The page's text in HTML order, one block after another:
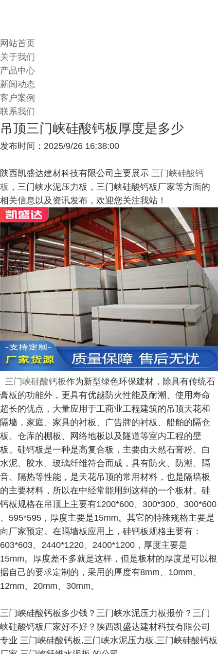
网站首页
关于我们
产品中心
新闻动态
客户案例
联系我们
吊顶三门峡硅酸钙板厚度是多少
发布时间：2025/9/26 16:38:00
陕西凯盛达建材科技有限公司主要展示 三门峡硅酸钙
板 ，三门峡水泥压力板，三门峡硅酸钙板厂家等方面的
相关信息以及资讯发布，欢迎您关注我站！
三门峡硅酸钙板作为新型绿色环保建材，除具有传统石
膏板的功能外，更具有优越防火性能及耐潮、使用寿命
超长的优点，大量应用于工商业工程建筑的吊顶天花和
隔墙，家庭、家具的衬板、广告牌的衬板、船舶的隔仓
板、仓库的棚板、网络地板以及隧道等室内工程的壁
板。硅钙板是一种是高复合板，主要由天然石膏粉、白
水泥、胶水、玻璃纤维符合而成，具有防火、防潮、隔
音、隔热等性能，是天花吊顶的常用材料，也是隔墙板
的主要材料，所以在中经常能用到这样的一个板材。硅
钙板规格在吊顶上主要有1200*600、300*300、300*600
、595*595，厚度主要是15mm。其它的特殊规格主要是
向厂家预定。在隔墙板应用上，硅钙板规格主要有：
603*603、2440*1220、2400*1200，厚度主要是
15mm。厚度差不多就是这样，但是板材的厚度是可以根
据自己的要求定制的，采用的厚度有8mm、10mm、
12mm、20mm、30mm。
三门峡硅酸钙板多少钱？三门峡水泥压力板报价？三门
峡硅酸钙板厂家好不好？陕西凯盛达建材科技有限公司
专业 三门峡硅酸钙板,三门峡水泥压力板,三门峡硅酸钙板